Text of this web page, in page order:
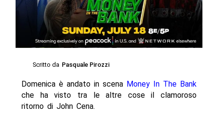
Scritto da Pasquale Pirozzi
Domenica è andato in scena Money In The Bank
che ha visto tra le altre cose il clamoroso
ritorno di John Cena.